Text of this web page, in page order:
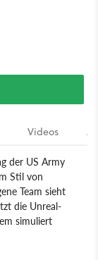
Videos
der US Army
Stil von
Team sieht
die Unreal-
simuliert